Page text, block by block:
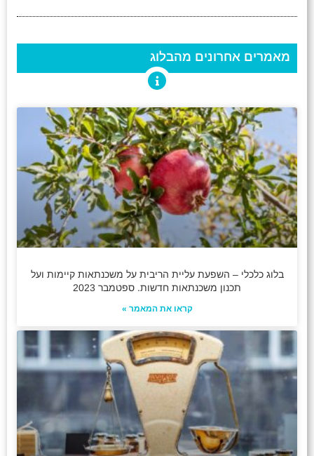
מאמרים אחרונים מהבלוג
בלוג כלכלי – השפעת עליית הריבית על משכנתאות קיימות ועל
תכנון משכנתאות חדשות. ספטמבר 2023
קראו את המאמר »